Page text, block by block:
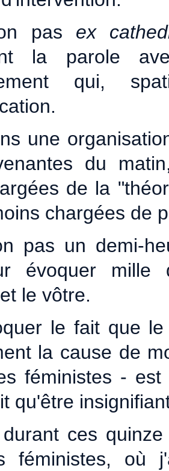
pas ex
la parole
qui,
une
du
de la
chargées de
pas un demi-
évoquer mille
le vôtre.
le fait que
la cause de
féministes -
qu'être
ces
féministes, où